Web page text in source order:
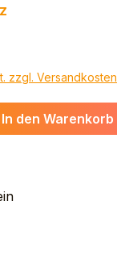
zzgl. Versandkosten
In den Warenkorb